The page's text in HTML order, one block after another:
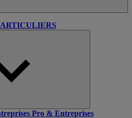
Pro & Entreprises